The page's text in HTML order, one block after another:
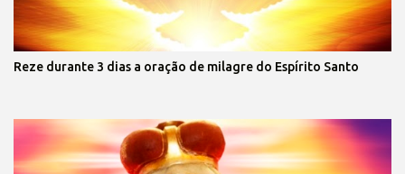
Reze durante 3 dias a oração de milagre do Espírito Santo